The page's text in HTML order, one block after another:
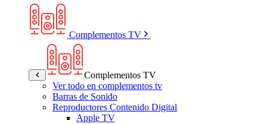
Complementos TV
Complementos TV
Ver todo en complementos tv
Barras de Sonido
Reproductores Contenido Digital
Apple TV